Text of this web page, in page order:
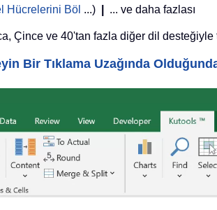
Hücrelerini Böl ...) ... ve daha fazlası
Çince ve 40'tan fazla diğer dil
Bir Tıklama Uzağında